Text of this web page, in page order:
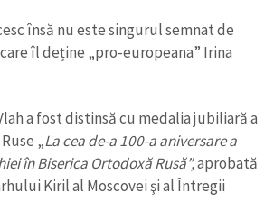
însă nu este singurul semnat de
îl deține „pro-europeana” Irina
a fost distinsă cu medalia jubiliară a
„La cea de-a 100-a aniversare a
în Biserica Ortodoxă Rusă”,aprobată
Kiril al Moscovei şi al Întregii